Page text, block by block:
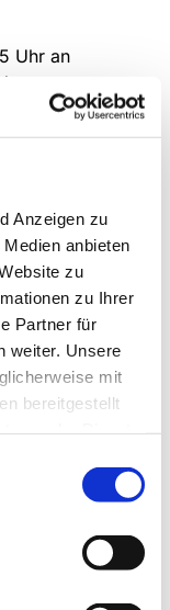
Anzeigen zu
anbieten
zu
zu Ihrer
Partner für
weiter. Unsere
mit
bereitgestellt
Uhr an
durch
und Impulse
Starten
Code.